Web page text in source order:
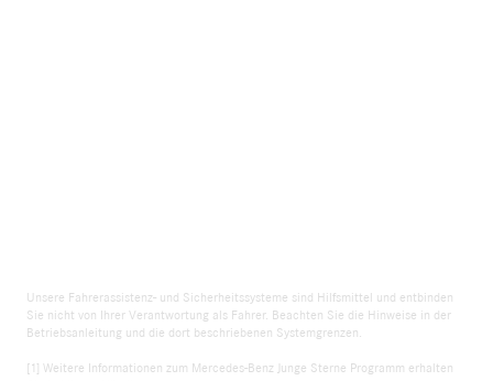
Unsere Fahrerassistenz- und Sicherheitssysteme sind Hilfsmittel und entbinden
Sie nicht von Ihrer Verantwortung als Fahrer. Beachten Sie die Hinweise in der
Betriebsanleitung und die dort beschriebenen Systemgrenzen.
[1] Weitere Informationen zum Mercedes-Benz Junge Sterne Programm erhalten